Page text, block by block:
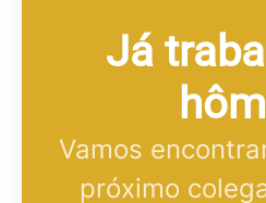
Já
Vamos
próximo